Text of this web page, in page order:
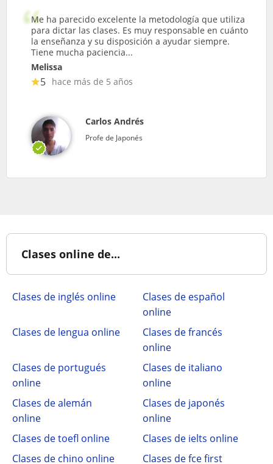
Me ha parecido excelente la metodología que utiliza
para dictar las clases. Es muy responsable en cuánto
la enseñanza y su disposición a ayudar siempre.
Tiene mucha paciencia...
Melissa
5 hace más de 5 años
Carlos Andrés
Profe de Japonés
Clases online de...
Clases de inglés online
Clases de español
online
Clases de lengua online
Clases de francés
online
Clases de portugués
online
Clases de italiano
online
Clases de alemán
online
Clases de japonés
online
Clases de toefl online
Clases de ielts online
Clases de chino online
Clases de fce first